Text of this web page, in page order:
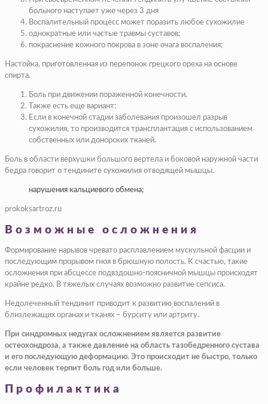
больного наступает уже через 3 дня​
​Воспалительный процесс может поразить любое сухожилие​
​однократные или частые травмы суставов;​
​покраснение кожного покрова в зоне очага воспаления;​
​Настойка, приготовленная из перепонок грецкого ореха на основе
спирта.​
​Боль при движении пораженной конечности.​
​Также есть еще вариант:​
​Если в конечной стадии заболевания произошел разрыв
сухожилия, то производится трансплантация с использованием
собственных или донорских тканей.​
​Боль в области верхушки большого вертела и боковой наружной части
бедра говорит о тендините сухожилия отводящей мышцы.​
​нарушения кальциевого обмена;​
prokoksartroz.ru
Возможные осложнения
Формирование нарывов чревато расплавлением мускульной фасции и
последующим прорывом гноя в брюшную полость. К счастью, такие
осложнения при абсцессе подвздошно-поясничной мышцы происходят
крайне редко. В тяжелых случаях возможно развитие сепсиса.
Недолеченный тендинит приводит к развитию воспалений в
близлежащих органах и тканях – бурситу или артриту.
При синдромных недугах осложнением является развитие
остеохондроза, а также давление на область тазобедренного сустава
и его последующую деформацию. Это происходит не быстро, только
если человек терпит боль год или больше.
Профилактика